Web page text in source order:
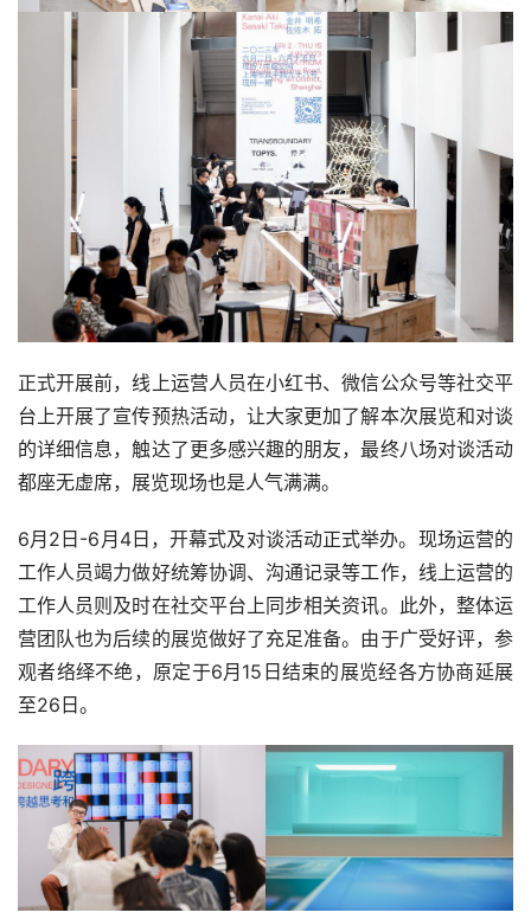
正式开展前，线上运营人员在小红书、微信公众号等社交平
台上开展了宣传预热活动，让大家更加了解本次展览和对谈
的详细信息，触达了更多感兴趣的朋友，最终八场对谈活动
都座无虚席，展览现场也是人气满满。
6月2日-6月4日，开幕式及对谈活动正式举办。现场运营的
工作人员竭力做好统筹协调、沟通记录等工作，线上运营的
工作人员则及时在社交平台上同步相关资讯。此外，整体运
营团队也为后续的展览做好了充足准备。由于广受好评，参
观者络绎不绝，原定于6月15日结束的展览经各方协商延展
至26日。